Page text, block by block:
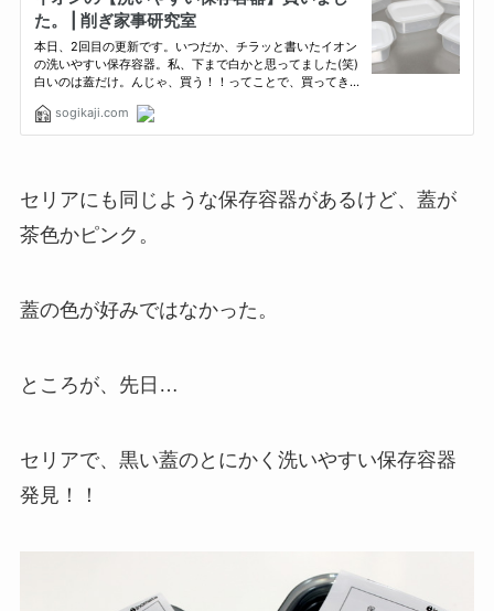
セリアにも同じような保存容器があるけど、蓋が
茶色かピンク。
蓋の色が好みではなかった。
ところが、先日…
セリアで、黒い蓋のとにかく洗いやすい保存容器
発見！！